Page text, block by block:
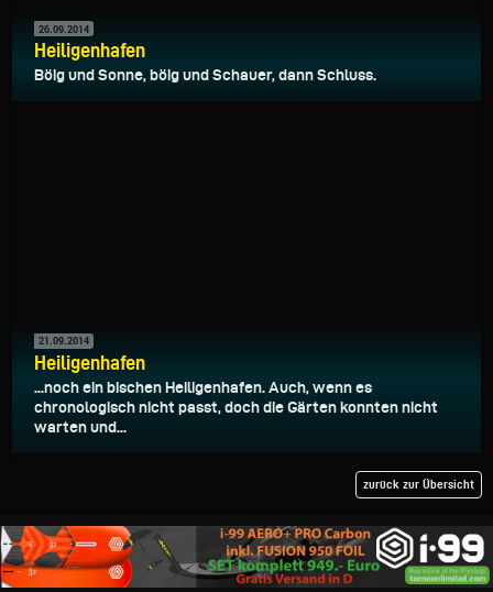
26.09.2014
Heiligenhafen
Böig und Sonne, böig und Schauer, dann Schluss.
21.09.2014
Heiligenhafen
...noch ein bischen Heiligenhafen. Auch, wenn es
chronologisch nicht passt, doch die Gärten konnten nicht
warten und...
zurück zur Übersicht